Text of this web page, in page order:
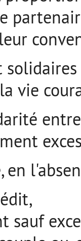
vie
en
sauf